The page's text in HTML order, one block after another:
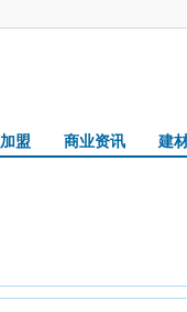
盟 商业资讯 建